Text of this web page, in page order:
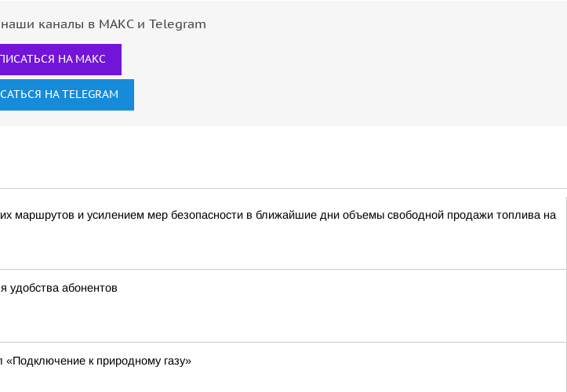
каналы в МАКС и Telegram
НА МАКС
НА TELEGRAM
маршрутов и усилением мер безопасности в ближайшие дни объемы свободной продажи топлива на
удобства абонентов
к природному газу»